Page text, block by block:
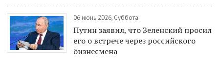
06 июнь 2026, Суббота
Путин заявил, что Зеленский просил
его о встрече через российского
бизнесмена